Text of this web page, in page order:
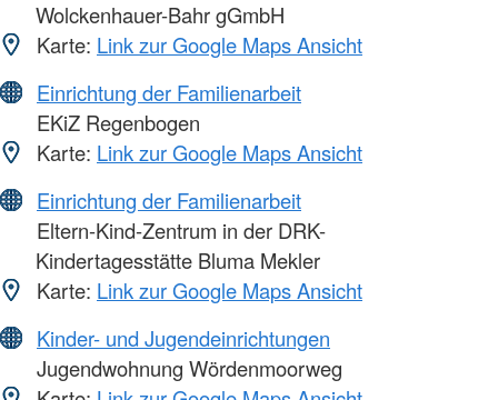
Wolckenhauer-Bahr gGmbH
Karte: Link zur Google Maps Ansicht
Einrichtung der Familienarbeit
EKiZ Regenbogen
Karte: Link zur Google Maps Ansicht
Einrichtung der Familienarbeit
Eltern-Kind-Zentrum in der DRK-
Kindertagesstätte Bluma Mekler
Karte: Link zur Google Maps Ansicht
Kinder- und Jugendeinrichtungen
Jugendwohnung Wördenmoorweg